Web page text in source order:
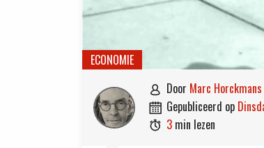
ECONOMIE
 door Marc Horckmans
 gepubliceerd op
 3 min lezen